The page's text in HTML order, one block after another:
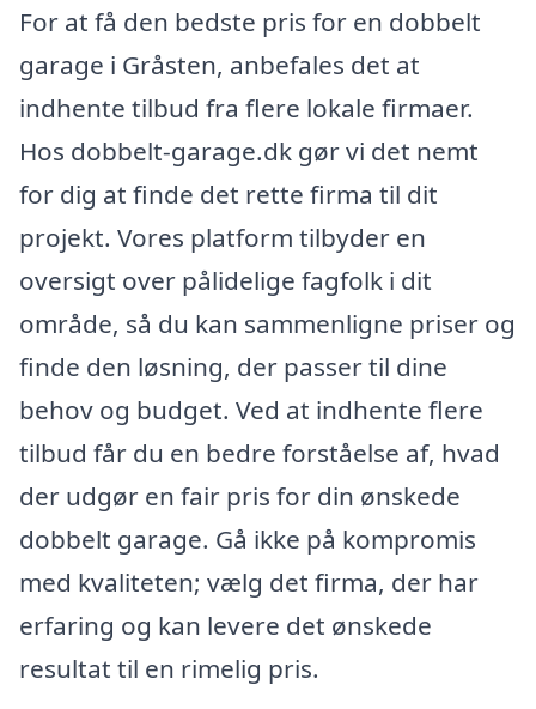
For at få den bedste pris for en dobbelt
garage i Gråsten, anbefales det at
indhente tilbud fra flere lokale firmaer.
Hos dobbelt-garage.dk gør vi det nemt
for dig at finde det rette firma til dit
projekt. Vores platform tilbyder en
oversigt over pålidelige fagfolk i dit
område, så du kan sammenligne priser og
finde den løsning, der passer til dine
behov og budget. Ved at indhente flere
tilbud får du en bedre forståelse af, hvad
der udgør en fair pris for din ønskede
dobbelt garage. Gå ikke på kompromis
med kvaliteten; vælg det firma, der har
erfaring og kan levere det ønskede
resultat til en rimelig pris.